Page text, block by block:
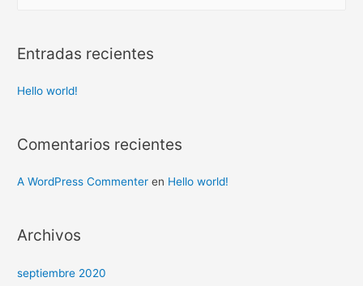
Entradas recientes
Hello world!
Comentarios recientes
A WordPress Commenter en Hello world!
Archivos
septiembre 2020